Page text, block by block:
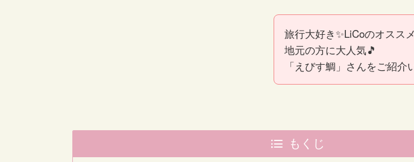
旅行大好き✨LiCoのオスス
地元の方に大人気🎵
「えびす鯛」さんをご紹介
もくじ